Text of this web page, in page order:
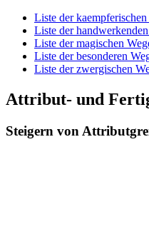
Liste der kaempferischen
Liste der
Liste der magischen
Liste der besonderen
Liste der zwergischen
Attribut- und
Steigern von